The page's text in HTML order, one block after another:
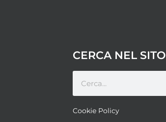
CERCA NEL SITO
Cookie Policy